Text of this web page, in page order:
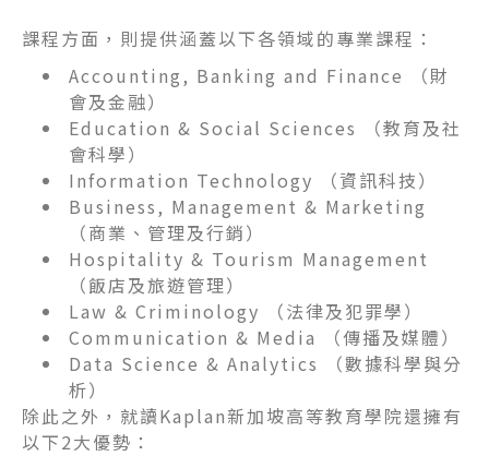
課程方面，則提供涵蓋以下各領域的專業課程：
Accounting, Banking and Finance （財
會及金融）
Education & Social Sciences （教育及社
會科學）
Information Technology （資訊科技）
Business, Management & Marketing
（商業、管理及行銷）
Hospitality & Tourism Management
（飯店及旅遊管理）
Law & Criminology （法律及犯罪學）
Communication & Media （傳播及媒體）
Data Science & Analytics （數據科學與分
析）
除此之外，就讀Kaplan新加坡高等教育學院還擁有
以下2大優勢：